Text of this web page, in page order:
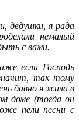
дедушки, я рада
немалый
с вами.
если Господь
так тому
давно я жила в
доме (тогда он
пели песни с